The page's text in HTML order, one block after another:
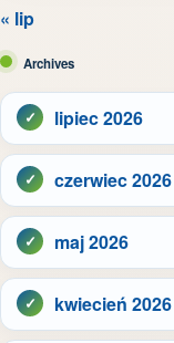
« lip
Archives
lipiec 2026
czerwiec 2026
maj 2026
kwiecień 2026